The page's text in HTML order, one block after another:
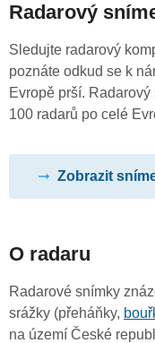
Radarový
Sledujte radarový
poznáte odkud se k
Evropě prší.
100 radarů po celé
Zobrazit
O radaru
Radarové snímky
srážky (přeháňky,
na území České